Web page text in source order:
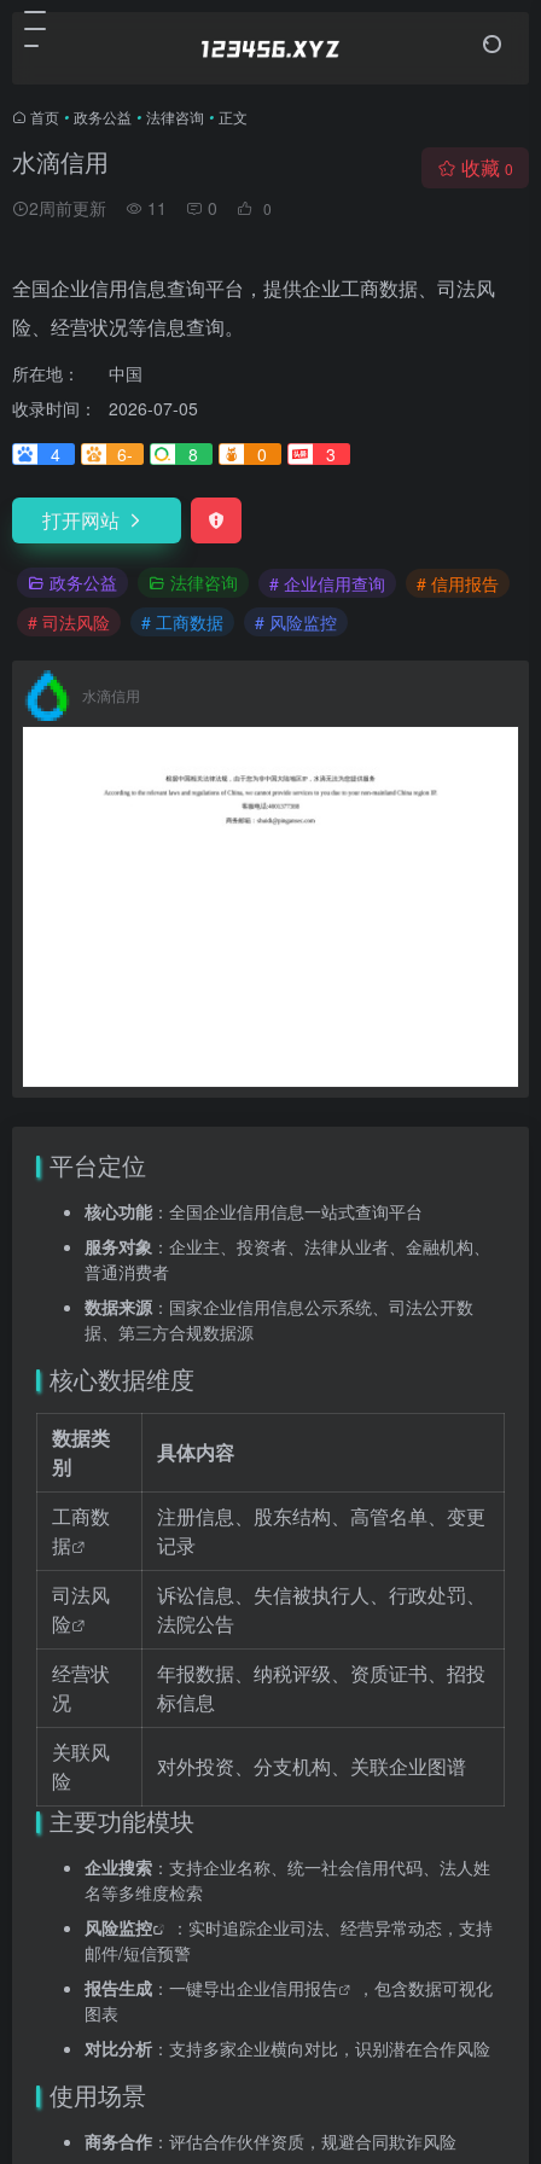
首页 • 政务公益 • 法律咨询 • 正文
水滴信用
2周前更新 11 0 0
收藏 0
全国企业信用信息查询平台，提供企业工商数据、司法风
险、经营状况等信息查询。
所在地：
中国
收录时间：
2026-07-05
4
6- 8 0 3
打开网站
政务公益 法律咨询 # 企业信用查询
# 信用报告
# 司法风险
# 工商数据 # 风险监控
水滴信用
平台定位
核心功能：全国企业信用信息一站式查询平台
服务对象 ：企业主、投资者、法律从业者、金融机构、
普通消费者
数据来源：国家企业信用信息公示系统、司法公开数
据、第三方合规数据源
核心数据维度
数据类
别
具体内容
工商数
据
注册信息、股东结构、高管名单、变更
记录
司法风
险
诉讼信息、失信被执行人、行政处罚、
法院公告
经营状
况
年报数据、纳税评级、资质证书、招投
标信息
关联风
险
对外投资、分支机构、关联企业图谱
主要功能模块
企业搜索 ：支持企业名称、统一社会信用代码、法人姓
名等多维度检索
风险监控
：实时追踪企业司法、经营异常动态，支持
邮件/短信预警
报告生成 ：一键导出企业信用报告
，包含数据可视化
图表
对比分析 ：支持多家企业横向对比，识别潜在合作风险
使用场景
商务合作 ：评估合作伙伴资质，规避合同欺诈风险